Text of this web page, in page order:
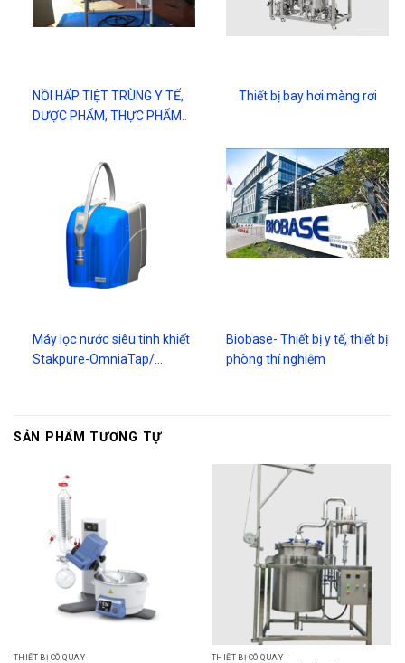
NỒI HẤP TIỆT TRÙNG Y TẾ,
DƯỢC PHẨM, THỰC PHẨM..
Thiết bị bay hơi màng rơi
Máy lọc nước siêu tinh khiết
Stakpure-OmniaTap/…
Biobase- Thiết bị y tế, thiết bị
phòng thí nghiệm
SẢN PHẨM TƯƠNG TỰ
THIẾT BỊ CÔ QUAY THIẾT BỊ CÔ QUAY